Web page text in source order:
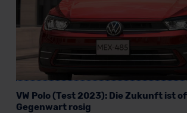
VW Polo (Test 2023): Die Zukunft ist
Gegenwart rosig